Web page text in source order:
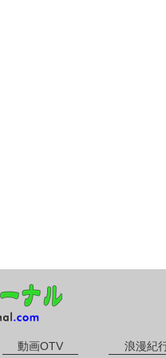
動画OTV 浪漫紀